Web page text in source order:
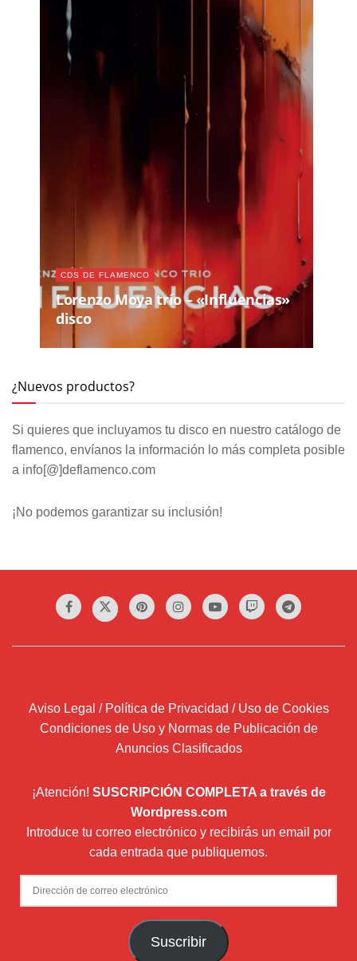
CDS DE FLAMENCO
Lorenzo Moya trío – «Influencias»
disco
¿Nuevos productos?
Si quieres que incluyamos tu disco en nuestro catálogo de
flamenco, envíanos la información lo más completa posible
a info[@]deflamenco.com
¡No podemos garantizar su inclusión!
Aviso Legal / Política de Privacidad / Uso de Cookies
Condiciones de Uso y Normas de Publicación de
Anuncios Clasificados
¡Atención! SUSCRIPCIÓN COMPLETA a través de
Wordpress.com
Introduce tu correo electrónico y recibirás un email por
cada entrada que publiquemos.
Dirección
de
Suscribir